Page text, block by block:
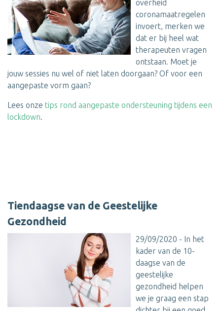
overheid
coronamaatregelen
invoert, merken we
dat er bij heel wat
therapeuten vragen
ontstaan. Moet je
jouw sessies nu wel of niet laten doorgaan? Of voor een
aangepaste vorm gaan?
Lees onze tips rond aangepaste ondersteuning tijdens een
lockdown.
Tiendaagse van de Geestelijke
Gezondheid
29/09/2020 - In het
kader van de 10-
daagse van de
geestelijke
gezondheid helpen
we je graag een stap